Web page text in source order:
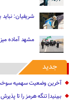
شریفیان:
مشهد آماده
جدید
آخرین وضعیت سهمیه سوخت
ببینید| تنگه هرمز را تا